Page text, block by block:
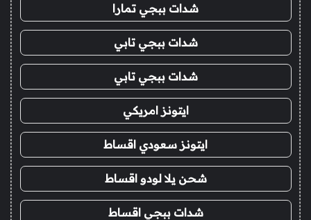
شدات ببجي تمارا
شدات ببجي تابي
شدات ببجي تابي
ايتونز امريكي
ايتونز سعودي اقساط
شحن يلا لودو اقساط
شدات ببجي اقساط